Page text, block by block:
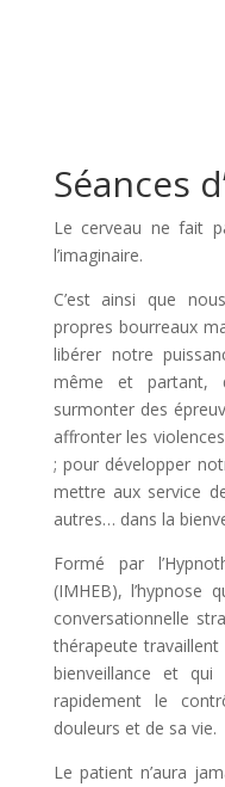
Séances
Le cerveau ne fait
l’imaginaire.
C’est ainsi que
propres bourreaux
libérer notre
même et partant,
surmonter des
affronter les
; pour développer
mettre aux service
autres… dans la
Formé par
(IMHEB), l’hypnose
conversationnelle
thérapeute
bienveillance et
rapidement le
douleurs et de sa vie.
Le patient n’aura